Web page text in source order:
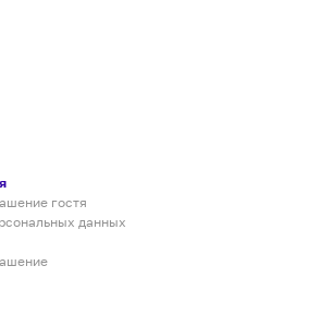
гостя
данных